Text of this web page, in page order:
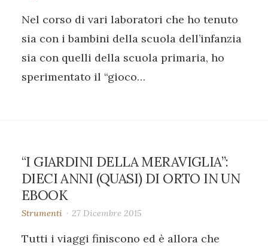
Nel corso di vari laboratori che ho tenuto
sia con i bambini della scuola dell’infanzia
sia con quelli della scuola primaria, ho
sperimentato il “gioco…
“I GIARDINI DELLA MERAVIGLIA”:
DIECI ANNI (QUASI) DI ORTO IN UN
EBOOK
Strumenti 27 Dicembre 2015
Tutti i viaggi finiscono ed è allora che